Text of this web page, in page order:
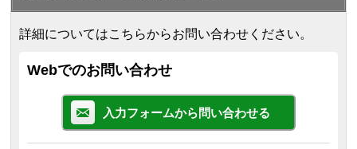
詳細についてはこちらからお問い合わせください。
Webでのお問い合わせ
入力フォームから問い合わせる